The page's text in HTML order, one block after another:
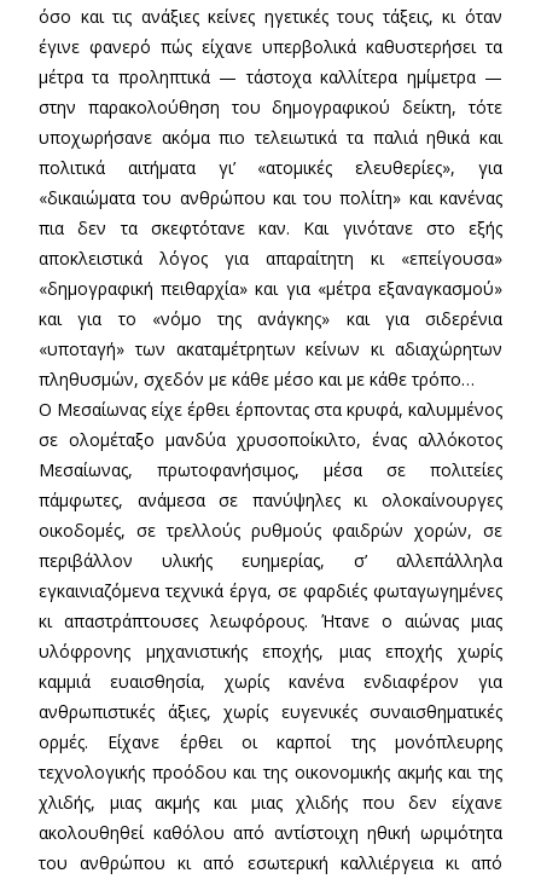
όσο και τις ανάξιες κείνες ηγετικές τους τάξεις, κι όταν
έγινε φανερό πώς είχανε υπερβολικά καθυστερήσει τα
μέτρα τα προληπτικά — τάστοχα καλλίτερα ημίμετρα —
στην παρακολούθηση του δημογραφικού δείκτη, τότε
υποχωρήσανε ακόμα πιο τελειωτικά τα παλιά ηθικά και
πολιτικά αιτήματα γι’ «ατομικές ελευθερίες», για
«δικαιώματα του ανθρώπου και του πολίτη» και κανένας
πια δεν τα σκεφτότανε καν. Και γινότανε στο εξής
αποκλειστικά λόγος για απαραίτητη κι «επείγουσα»
«δημογραφική πειθαρχία» και για «μέτρα εξαναγκασμού»
και για το «νόμο της ανάγκης» και για σιδερένια
«υποταγή» των ακαταμέτρητων κείνων κι αδιαχώρητων
πληθυσμών, σχεδόν με κάθε μέσο και με κάθε τρόπο…
Ο Μεσαίωνας είχε έρθει έρποντας στα κρυφά, καλυμμένος
σε ολομέταξο μανδύα χρυσοποίκιλτο, ένας αλλόκοτος
Μεσαίωνας, πρωτοφανήσιμος, μέσα σε πολιτείες
πάμφωτες, ανάμεσα σε πανύψηλες κι ολοκαίνουργες
οικοδομές, σε τρελλούς ρυθμούς φαιδρών χορών, σε
περιβάλλον υλικής ευημερίας, σ’ αλλεπάλληλα
εγκαινιαζόμενα τεχνικά έργα, σε φαρδιές φωταγωγημένες
κι απαστράπτουσες λεωφόρους. Ήτανε ο αιώνας μιας
υλόφρονης μηχανιστικής εποχής, μιας εποχής χωρίς
καμμιά ευαισθησία, χωρίς κανένα ενδιαφέρον για
ανθρωπιστικές άξιες, χωρίς ευγενικές συναισθηματικές
ορμές. Είχανε έρθει οι καρποί της μονόπλευρης
τεχνολογικής προόδου και της οικονομικής ακμής και της
χλιδής, μιας ακμής και μιας χλιδής που δεν είχανε
ακολουθηθεί καθόλου από αντίστοιχη ηθική ωριμότητα
του ανθρώπου κι από εσωτερική καλλιέργεια κι από